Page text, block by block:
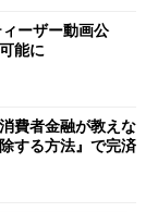
ーザー動画公
能に
費者金融が教えな
する方法』で完済